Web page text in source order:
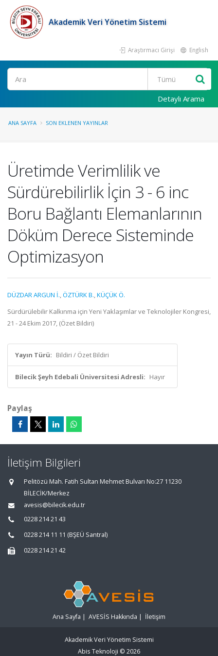
Akademik Veri Yönetim Sistemi
Araştırmacı Girişi English
Ara
Detaylı Arama
ANA SAYFA SON EKLENEN YAYINLAR
Üretimde Verimlilik ve
Sürdürebilirlik İçin 3 - 6 inc
Boru Bağlantı Elemanlarının
Döküm Derece Sisteminde
Optimizasyon
DÜZDAR ARGUN İ.,ÖZTÜRK B.,KÜÇÜK Ö.
Sürdürülebilir Kalkınma için Yeni Yaklaşımlar ve Teknolojiler Kongresi,
21 - 24 Ekim 2017, (Özet Bildiri)
Yayın Türü: Bildiri / Özet Bildiri
Bilecik Şeyh Edebali Üniversitesi Adresli: Hayır
Paylaş
İletişim Bilgileri
Pelitözü Mah. Fatih Sultan Mehmet Bulvarı No:27 11230
BİLECİK/Merkez
avesis@bilecik.edu.tr
0228 214 21 43
0228 214 11 11 (BŞEÜ Santral)
0228 214 21 42
Ana Sayfa | AVESİS Hakkında | İletişim
Akademik Veri Yönetim Sistemi
Abis Teknoloji © 2026